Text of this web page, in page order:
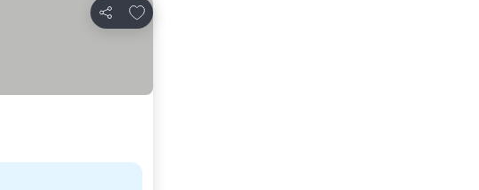
Partilhar
Adicionar aos favoritos